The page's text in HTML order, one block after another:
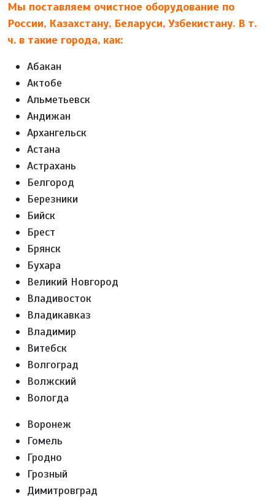
Мы поставляем очистное оборудование по
России, Казахстану, Беларуси, Узбекистану. В т.
ч. в такие города, как:
Абакан
Актобе
Альметьевск
Андижан
Архангельск
Астана
Астрахань
Белгород
Березники
Бийск
Брест
Брянск
Бухара
Великий Новгород
Владивосток
Владикавказ
Владимир
Витебск
Волгоград
Волжский
Вологда
Воронеж
Гомель
Гродно
Грозный
Димитровград